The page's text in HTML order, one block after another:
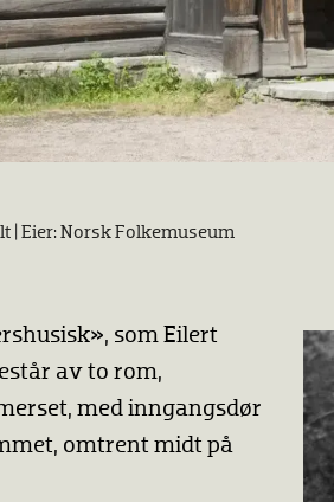
|
Norsk Folkemuseum
som Eilert
av to rom,
med inngangsdør
omtrent midt på